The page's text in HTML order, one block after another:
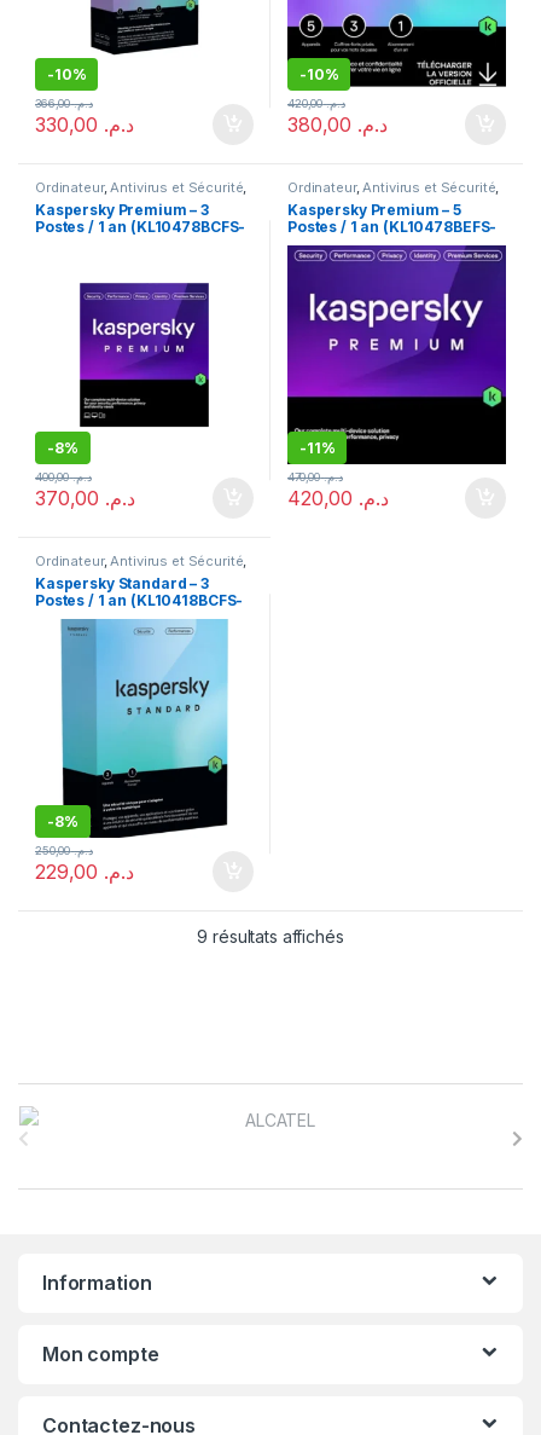
-10%
د.م.
د.م.366,00
-10%
د.م.
د.م.420,00
Ordinateur,Antivirus et Sécurité,
Logiciels
Kaspersky Premium – 3
Postes / 1 an (KL10478BCFS-
-8%
د.م.
د.م.400,00
Ordinateur,Antivirus et Sécurité,
Logiciels
Kaspersky Premium – 5
Postes / 1 an (KL10478BEFS-
SLIMMAG)
-11%
د.م.
د.م.470,00
Ordinateur,Antivirus et Sécurité,
Logiciels
Kaspersky Standard – 3
Postes / 1 an (KL10418BCFS-
FFPMAG)
-8%
د.م.
د.م.250,00
9 résultats affichés
Information
Mon compte
Contactez-nous